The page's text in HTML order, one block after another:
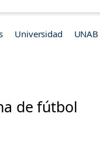
Universidad
de fútbol